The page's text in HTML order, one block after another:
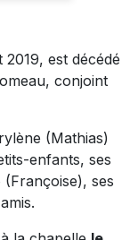
est décédé
conjoint
(Mathias)
enfants, ses
ses